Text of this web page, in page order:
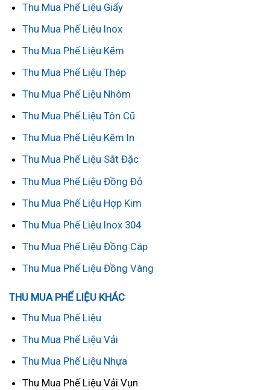
Thu Mua Phế Liệu Giấy
Thu Mua Phế Liệu Inox
Thu Mua Phế Liệu Kẽm
Thu Mua Phế Liệu Thép
Thu Mua Phế Liệu Nhôm
Thu Mua Phế Liệu Tôn Cũ
Thu Mua Phế Liệu Kẽm In
Thu Mua Phế Liệu Sắt Đặc
Thu Mua Phế Liệu Đồng Đỏ
Thu Mua Phế Liệu Hợp Kim
Thu Mua Phế Liệu Inox 304
Thu Mua Phế Liệu Đồng Cáp
Thu Mua Phế Liệu Đồng Vàng
THU MUA PHẾ LIỆU KHÁC
Thu Mua Phế Liệu
Thu Mua Phế Liệu Vải
Thu Mua Phế Liệu Nhựa
Thu Mua Phế Liệu Vải Vụn